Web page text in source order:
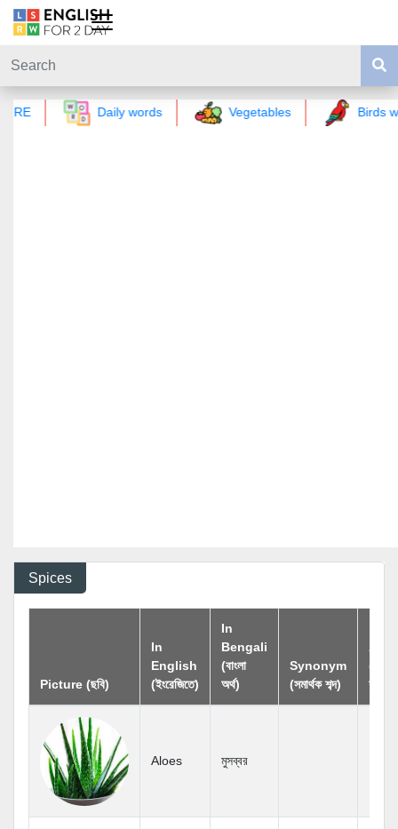
GRE Daily words Vegetables Birds
Spices
Picture (ছবি)
In
English
(ইংরেজিতে)
In
Bengali
(বাংলা
অর্থ)
Synonym
(সমার্থক শব্দ)
শব্দ)
Aloes মুসব্বর